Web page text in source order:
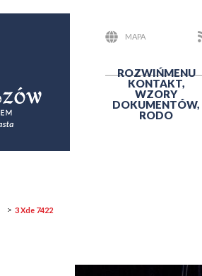
MAPA
ROZWIŃMENU
KONTAKT,
WZORY
DOKUMENTÓW,
RODO
3 Xde 7422